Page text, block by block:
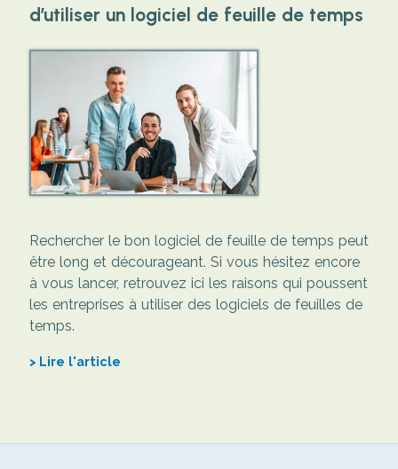
d’utiliser un logiciel de feuille de temps
Rechercher le bon logiciel de feuille de temps peut
être long et décourageant. Si vous hésitez encore
à vous lancer, retrouvez ici les raisons qui poussent
les entreprises à utiliser des logiciels de feuilles de
temps.
Lire l'article